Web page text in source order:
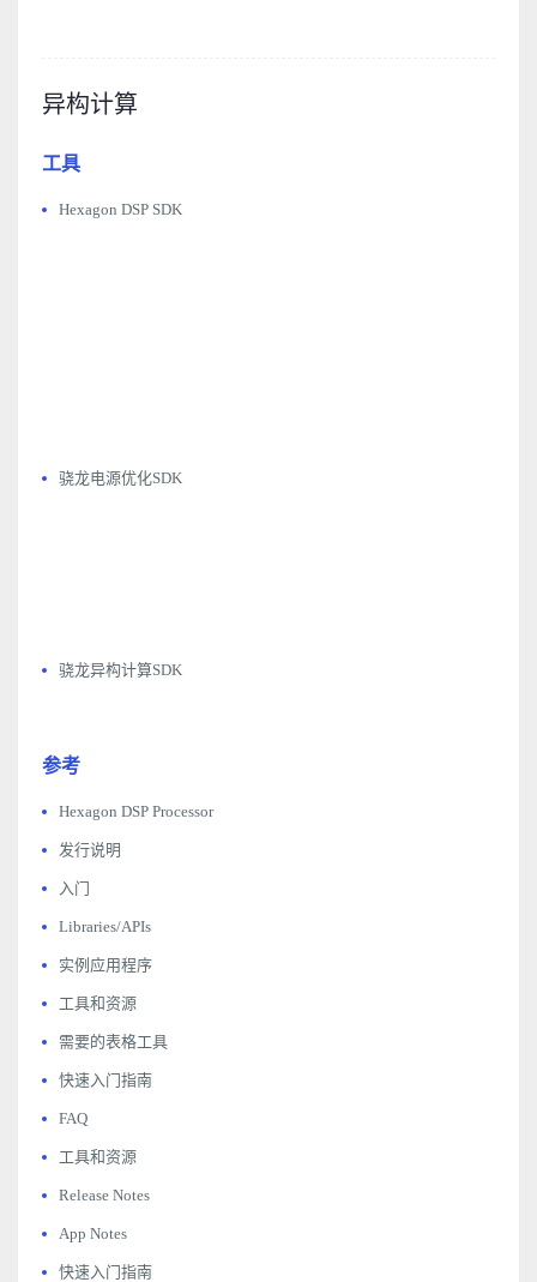
异构计算
工具
Hexagon DSP SDK
骁龙电源优化SDK
骁龙异构计算SDK
参考
Hexagon DSP Processor
发行说明
入门
Libraries/APIs
实例应用程序
工具和资源
需要的表格工具
快速入门指南
FAQ
工具和资源
Release Notes
App Notes
快速入门指南